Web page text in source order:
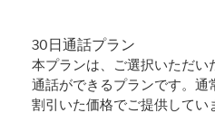
30日通話プラン
本プランは、ご選択いただい
通話ができるプランです。通
割引いた価格でご提供してい